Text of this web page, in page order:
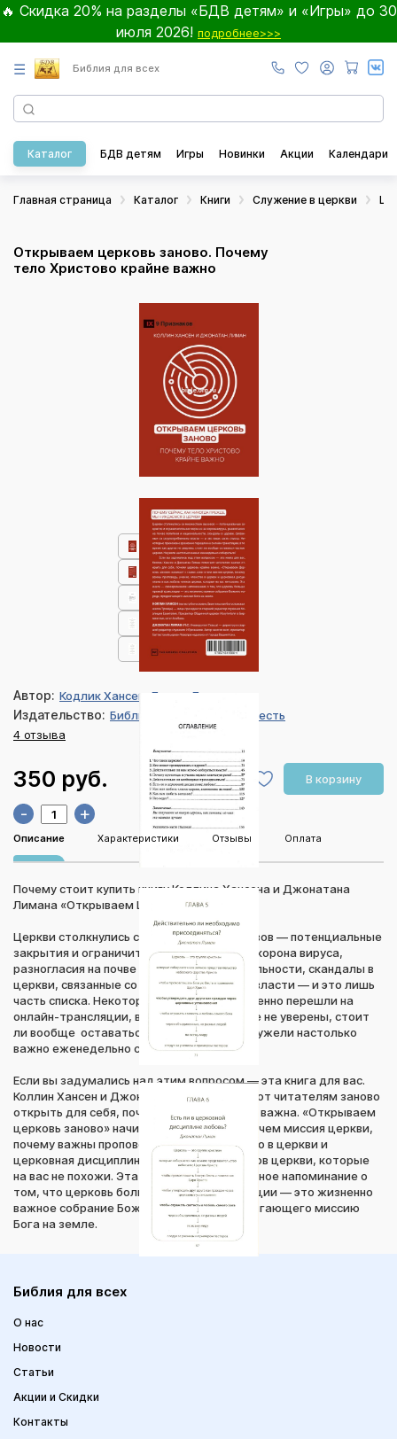
🔥 Скидка 20% на разделы «БДВ детям» и «Игры» до 30
июля 2026! подробнее>>>
☰ Библия для всех
Каталог БДВ детям Игры Новинки Акции Календари
Главная страница Каталог Книги Служение в церкви
Открываем церковь заново. Почему
тело Христово крайне важно
Автор: Кодлик Хансен, Лиман Джонатан
Издательство: Библия для всех, Благая весть
4 отзыва
350 руб. В корзину
- +
Описание Характеристики Отзывы Оплата
Почему стоит купить книгу Коллина Хансена и Джонатана
Лимана «Открываем Церковь заново»?
Церкви столкнулись со множеством вызовов — потенциальные
закрытия и ограничительные меры из-за корона вируса,
разногласия на почве политики и национальности, скандалы в
церкви, связанные со злоупотреблением власти — и это лишь
часть списка. Некоторые прихожане временно перешли на
онлайн-трансляции, в то время как другие не уверены, стоит
ли вообще оставаться частью церкви. Неужели настолько
важно еженедельно собираться?
Если вы задумались над этим вопросом — эта книга для вас.
Коллин Хансен и Джонатан Лиман помогают читателям заново
открыть для себя, почему церковь крайне важна. «Открываем
церковь заново» начинает с самых азов: в чем миссия церкви,
почему важны проповедь, учение, членство в церкви и
церковная дисциплина и как любить членов церкви, которые
на вас не похожи. Эта книга — своевременное напоминание о
том, что церковь больше прямой трансляции — это жизненно
важное собрание Божьего народа, продвигающего миссию
Бога на земле.
Библия для всех
О нас
Новости
Статьи
Акции и Скидки
Контакты